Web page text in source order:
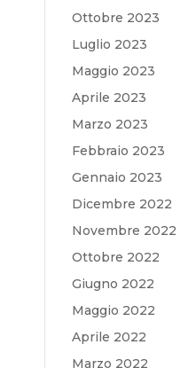
Ottobre 2023
Luglio 2023
Maggio 2023
Aprile 2023
Marzo 2023
Febbraio 2023
Gennaio 2023
Dicembre 2022
Novembre 2022
Ottobre 2022
Giugno 2022
Maggio 2022
Aprile 2022
Marzo 2022